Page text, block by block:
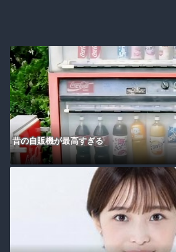
昔の自販機が最高すぎる